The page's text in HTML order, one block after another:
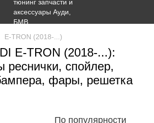
E-TRON (2018-...)
E-TRON (2018-...):
реснички, спойлер,
фары, решетка
По популярности